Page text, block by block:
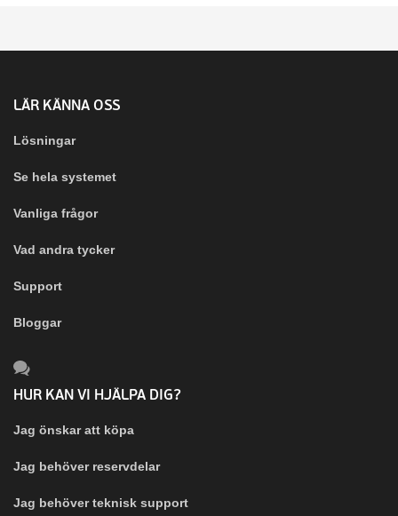
LÄR KÄNNA OSS
Lösningar
Se hela systemet
Vanliga frågor
Vad andra tycker
Support
Bloggar
HUR KAN VI HJÄLPA DIG?
Jag önskar att köpa
Jag behöver reservdelar
Jag behöver teknisk support